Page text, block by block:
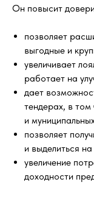
Он повысит
позволяет
выгодные и
увеличивает
работает на
дает
тендерах, в том
и
позволяет
и выделиться
увеличение
доходности